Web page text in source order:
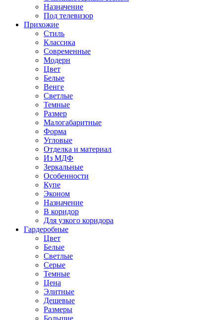
Назначение
Под телевизор
Прихожие
Стиль
Классика
Современные
Модерн
Цвет
Белые
Венге
Светлые
Темные
Размер
Малогабаритные
Форма
Угловые
Отделка и материал
Из МДФ
Зеркальные
Особенности
Купе
Эконом
Назначение
В коридор
Для узкого коридора
Гардеробные
Цвет
Белые
Светлые
Серые
Темные
Цена
Элитные
Дешевые
Размеры
Большие